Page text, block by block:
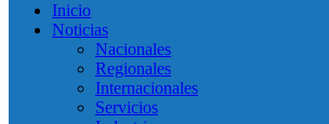
Inicio
Noticias
Nacionales
Regionales
Internacionales
Servicios